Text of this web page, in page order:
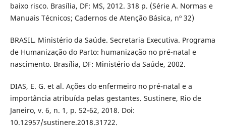
baixo risco. Brasília, DF: MS, 2012. 318 p. (Série A. Normas e
Manuais Técnicos; Cadernos de Atenção Básica, nº 32)
BRASIL. Ministério da Saúde. Secretaria Executiva. Programa
de Humanização do Parto: humanização no pré-natal e
nascimento. Brasília, DF: Ministério da Saúde, 2002.
DIAS, E. G. et al. Ações do enfermeiro no pré-natal e a
importância atribuída pelas gestantes. Sustinere, Rio de
Janeiro, v. 6, n. 1, p. 52-62, 2018. Doi:
10.12957/sustinere.2018.31722.